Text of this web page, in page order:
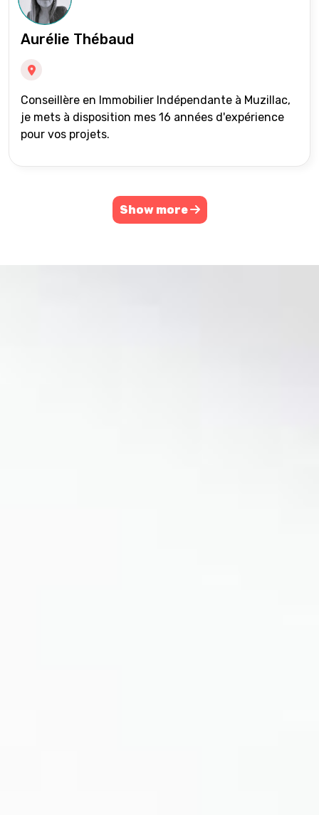
Aurélie Thébaud
Conseillère en Immobilier Indépendante à Muzillac,
je mets à disposition mes 16 années d'expérience
pour vos projets.
Show more